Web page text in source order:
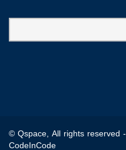
© Qspace, All rights reserved -
CodeInCode